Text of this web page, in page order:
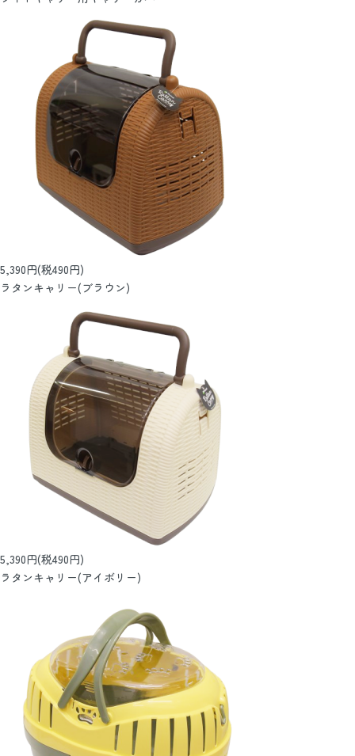
5,390円(税490円)
ラタンキャリー(ブラウン)
5,390円(税490円)
ラタンキャリー(アイボリー)